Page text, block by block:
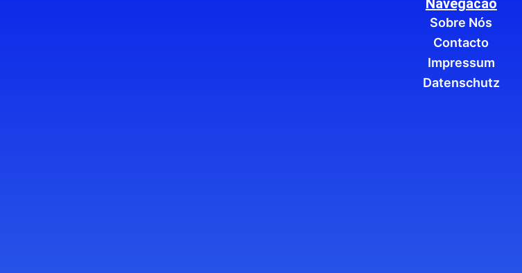
Navegacao
Sobre Nós
Contacto
Impressum
Datenschutz